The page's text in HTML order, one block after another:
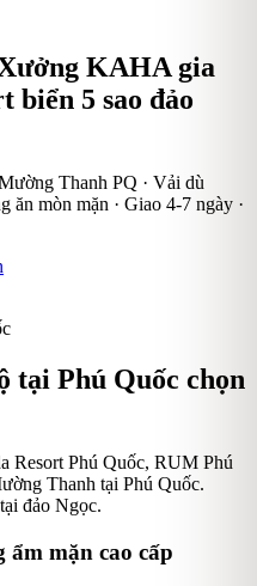
KAHA gia
biển 5 sao đảo
Thanh PQ · Vải dù
ăn mòn mặn · Giao 4-7 ngày ·
tại Phú Quốc chọn
Resort Phú Quốc, RUM Phú
Thanh tại Phú Quốc.
đảo Ngọc.
ẩm mặn cao cấp